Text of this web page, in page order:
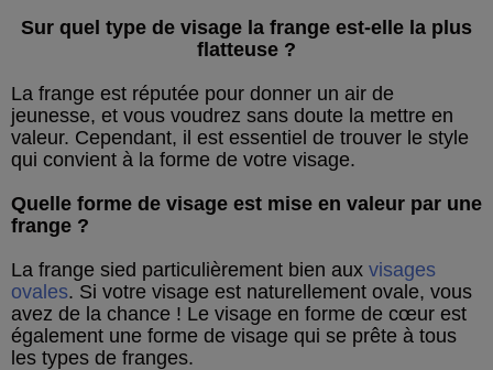
Sur quel type de visage la frange est-elle la plus
flatteuse ?
La frange est réputée pour donner un air de
jeunesse, et vous voudrez sans doute la mettre en
valeur. Cependant, il est essentiel de trouver le style
qui convient à la forme de votre visage.
Quelle forme de visage est mise en valeur par une
frange ?
La frange sied particulièrement bien aux visages
ovales. Si votre visage est naturellement ovale, vous
avez de la chance ! Le visage en forme de cœur est
également une forme de visage qui se prête à tous
les types de franges.